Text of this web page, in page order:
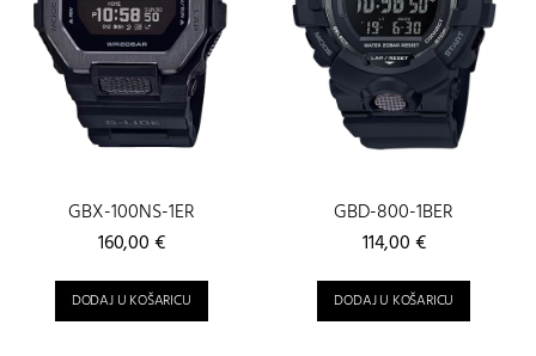
GBX-100NS-1ER
160,00€
DODAJ U KOŠARICU
GBD-800-1BER
114,00€
DODAJ U KOŠARICU